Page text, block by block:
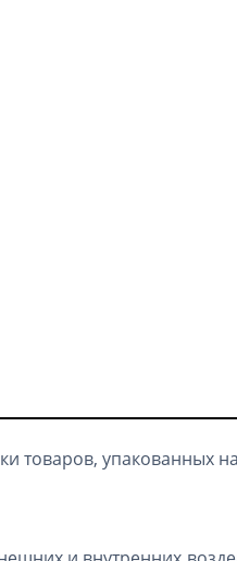
товаров, упакованных